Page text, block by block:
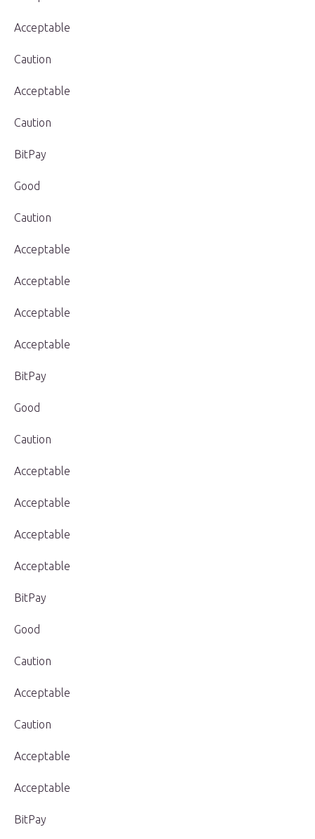
Acceptable
Caution
Acceptable
Caution
BitPay
Good
Caution
Acceptable
Acceptable
Acceptable
Acceptable
BitPay
Good
Caution
Acceptable
Acceptable
Acceptable
Acceptable
BitPay
Good
Caution
Acceptable
Caution
Acceptable
Acceptable
BitPay